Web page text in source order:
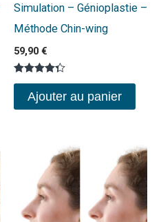
Simulation – Génioplastie –
Méthode Chin-wing
59,90 €
Note
4.29
sur 5
Ajouter au panier